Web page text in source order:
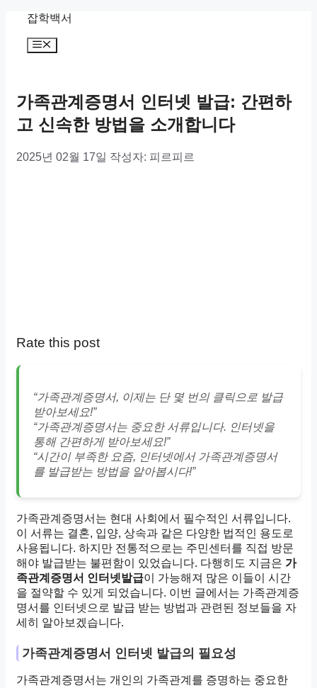
잡학백서
메
가족관계증명서 인터넷 발급: 간편하
고 신속한 방법을 소개합니다
2025년 02월 17일 작성자: 피르피르
Rate this post
“가족관계증명서, 이제는 단 몇 번의 클릭으로 발급
받아보세요!”
“가족관계증명서는 중요한 서류입니다. 인터넷을
통해 간편하게 받아보세요!”
“시간이 부족한 요즘, 인터넷에서 가족관계증명서
를 발급받는 방법을 알아봅시다!”
가족관계증명서는 현대 사회에서 필수적인 서류입니다.
이 서류는 결혼, 입양, 상속과 같은 다양한 법적인 용도로
사용됩니다. 하지만 전통적으로는 주민센터를 직접 방문
해야 발급받는 불편함이 있었습니다. 다행히도 지금은 가
족관계증명서 인터넷발급이 가능해져 많은 이들이 시간
을 절약할 수 있게 되었습니다. 이번 글에서는 가족관계증
명서를 인터넷으로 발급 받는 방법과 관련된 정보들을 자
세히 알아보겠습니다.
가족관계증명서 인터넷 발급의 필요성
가족관계증명서는 개인의 가족관계를 증명하는 중요한